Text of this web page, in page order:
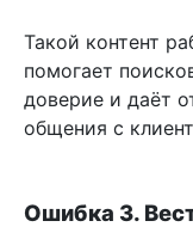
Такой контент
помогает
доверие и даёт
общения с
Ошибка 3.